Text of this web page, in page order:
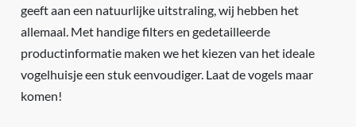
geeft aan een natuurlijke uitstraling, wij hebben het
allemaal. Met handige filters en gedetailleerde
productinformatie maken we het kiezen van het ideale
vogelhuisje een stuk eenvoudiger. Laat de vogels maar
komen!